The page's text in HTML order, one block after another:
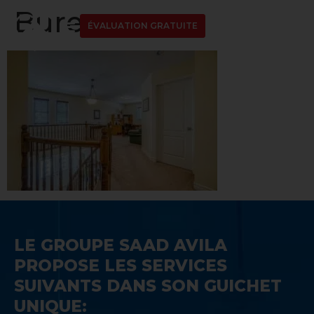
ÉVALUATION GRATUITE
Bureau
LE GROUPE SAAD AVILA
PROPOSE LES SERVICES
SUIVANTS DANS SON GUICHET
UNIQUE: